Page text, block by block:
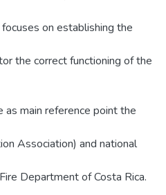
on establishing the
the correct functioning of the
as main reference point the
Association) and national
Department of Costa Rica.